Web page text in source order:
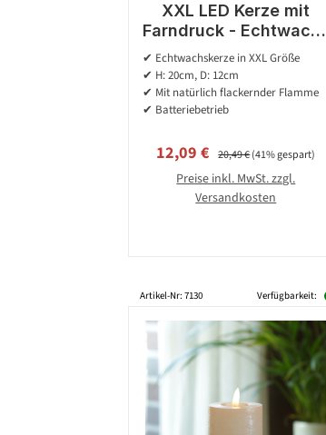
XXL LED Kerze mit
Farndruck - Echtwachs
- flackernde LED - H:
20cm - D: 12cm -
weiß/grün
✔ Echtwachskerze in XXL Größe
✔ H: 20cm, D: 12cm
✔ Mit natürlich flackernder Flamme
✔ Batteriebetrieb
Verkaufspreis:
12,09 € Regulärer Preis:
20,49 €(41% gespart)
Preise inkl. MwSt. zzgl.
Versandkosten
Artikel-Nr: 7130 Verfügbarkeit: